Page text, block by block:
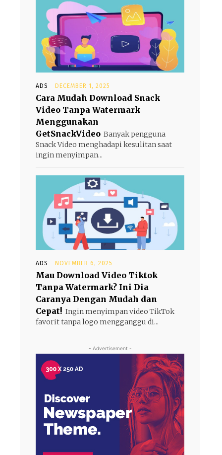
ADS DECEMBER 1, 2025
Cara Mudah Download Snack
Video Tanpa Watermark
Menggunakan
GetSnackVideo Banyak pengguna
Snack Video menghadapi kesulitan saat
ingin menyimpan...
ADS NOVEMBER 6, 2025
Mau Download Video Tiktok
Tanpa Watermark? Ini Dia
Caranya Dengan Mudah dan
Cepat! Ingin menyimpan video TikTok
favorit tanpa logo mengganggu di...
- Advertisement -